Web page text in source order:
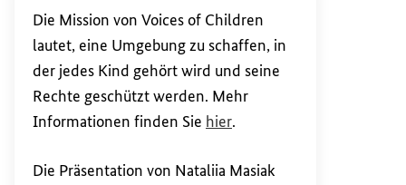
Die Mission von Voices of Children
lautet, eine Umgebung zu schaffen, in
der jedes Kind gehört wird und seine
Rechte geschützt werden. Mehr
Informationen finden Sie hier(Externer Link)
.
Die Präsentation von Nataliia Masiak